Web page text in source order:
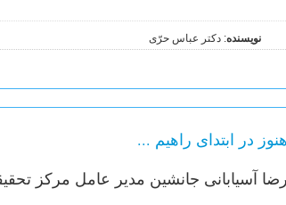
نویسنده: دکتر عباس حرّی
هنوز در ابتدای راهیم ...
رضا آسیابانی جانشین مدیر عامل مرکز